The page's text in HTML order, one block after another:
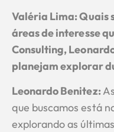
Valéria Lima: Quais
áreas de interesse
Consulting,
planejam explorar
Leonardo Benitez:
que buscamos está
explorando as